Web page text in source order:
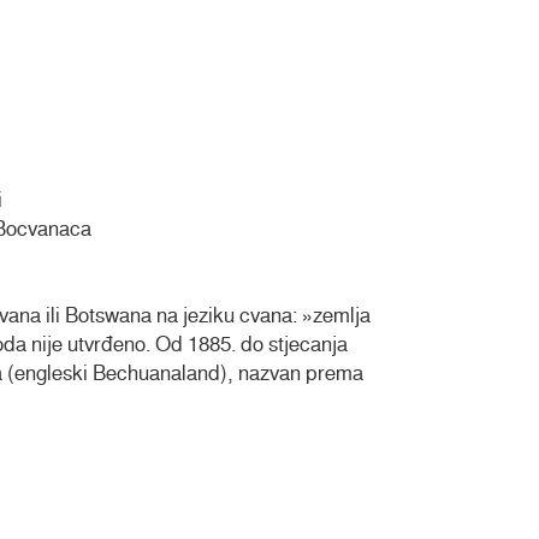
ili Botswana na jeziku cvana: »zemlja
nije utvrđeno. Od 1885. do stjecanja
Bechuanaland), nazvan prema